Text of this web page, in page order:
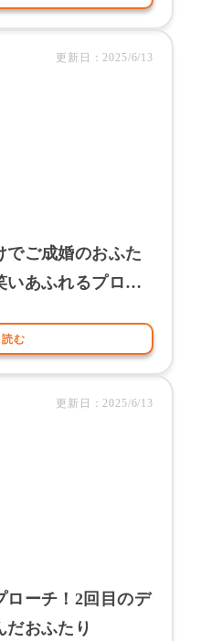
更新日：2025/6/13
でご成婚のおふた
いあふれるプロポ
む
更新日：2025/6/13
ローチ！2回目のデ
だおふたり